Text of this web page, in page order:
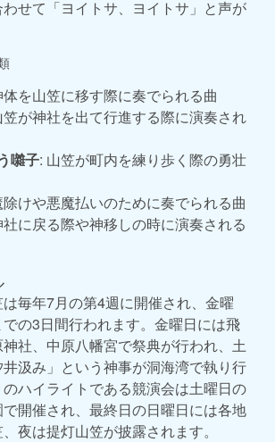
せて「ヨイトサ、ヨイトサ」と声が
体を山笠に移す際に奏でられる曲
笠が神社を出て行進する際に演奏され
囃子: 山笠が町内を練り歩く際の勇壮
除けや悪魔払いのために奏でられる曲
社に戻る際や神移しの時に演奏される
毎年7月の第4週に開催され、金曜
の3日間行われます。金曜日には飛
社、中原八幡宮で祭典が行われ、土
汲み」という神事が洞海湾で執り行
ハイライトである競演会は土曜日の
開催され、最終日の日曜日には各地
夜は提灯山笠が披露されます。